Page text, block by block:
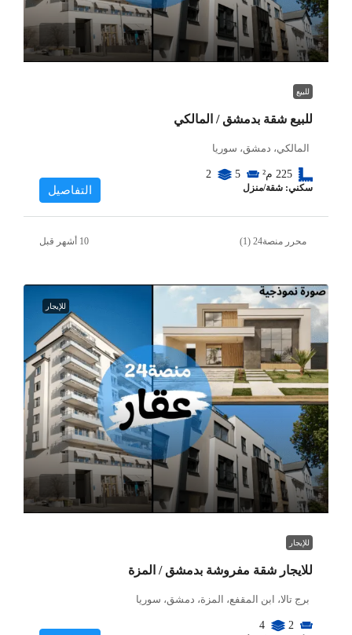
للبيع
للبيع شقة بدمشق / المالكي
المالكي، دمشق، سوريا
225 م² 5
2
سكني: شقة/منزل التفاصيل
محرر منصة24 (1)
للإيجار
للإيجار
للايجار شقة مفروشة بدمشق / المزة
برج تالا، ابن المقفع، المزة، دمشق، سوريا
2
4